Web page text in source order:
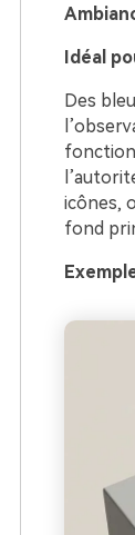
Idéal
Des
icônes,
fond